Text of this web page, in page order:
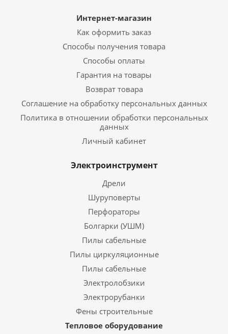
Интернет-магазин
Как оформить заказ
Способы получения товара
Способы оплаты
Гарантия на товары
Возврат товара
Соглашение на обработку персональных данных
Политика в отношении обработки персональных
данных
Личный кабинет
Электроинструмент
Дрели
Шуруповерты
Перфораторы
Болгарки (УШМ)
Пилы сабельные
Пилы циркуляционные
Пилы сабельные
Электролобзики
Электрорубанки
Фены строительные
Тепловое оборудование